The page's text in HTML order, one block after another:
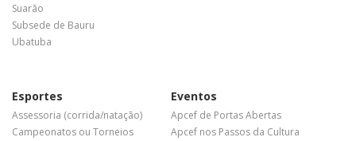
Suarão
Subsede de Bauru
Ubatuba
Esportes
Assessoria (corrida/natação)
Campeonatos ou Torneios
Eventos
Apcef de Portas Abertas
Apcef nos Passos da Cultura